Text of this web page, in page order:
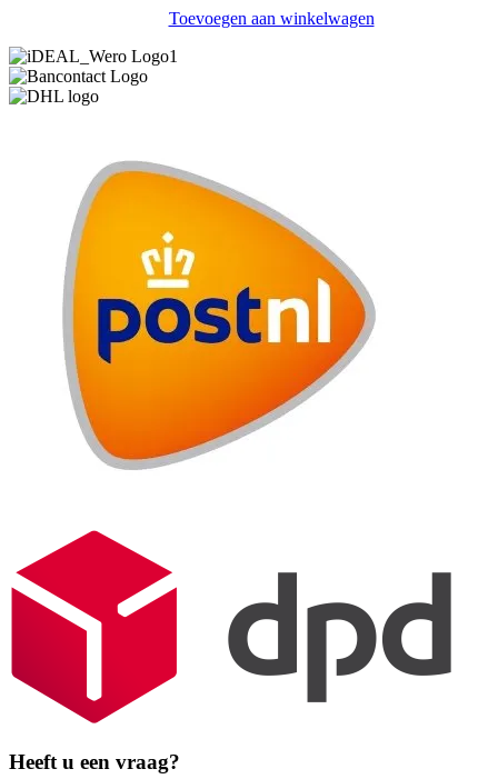
Toevoegen aan winkelwagen
Heeft u een vraag?